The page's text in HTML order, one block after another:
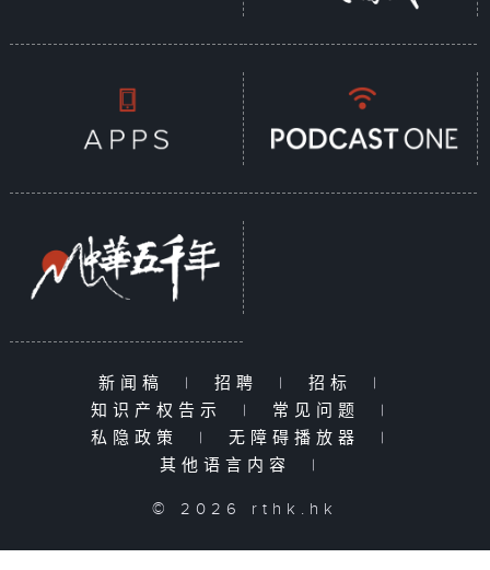
新闻稿 | 招聘 | 招标
|
知识产权告示
| 常见问题
|
私隐政策
| 无障碍播放器
|
其他语言内容
|
© 2026 rthk.hk